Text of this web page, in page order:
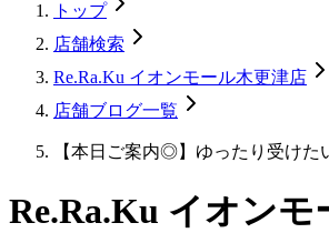
トップ
店舗検索
Re.Ra.Ku イオンモール木更津店
店舗ブログ一覧
【本日ご案内◎】ゆったり受けた
Re.Ra.Ku イオンモ